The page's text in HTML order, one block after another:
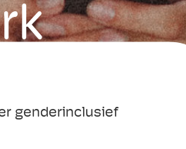
genderinclusief